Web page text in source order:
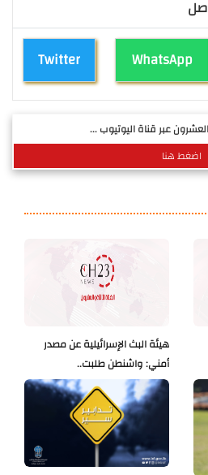
Twitter WhatsApp
عبر قناة اليوتيوب ...
اضغط هنا
هيئة البث الإسرائيلية عن مصدر
أمني: واشنطن طلبت..